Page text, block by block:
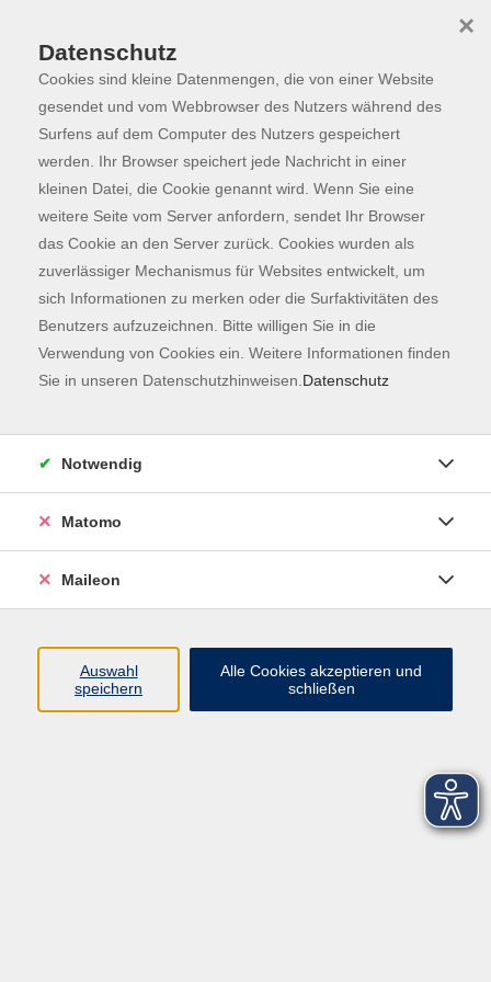
Skip to main content
Programm
Der Kurs konnte nicht gefunden werden.
Kontaktformular
Impressum
AGB
Datenschutzerklärung
Datenschutz
Cookies sind kleine Datenmengen, die von einer Website
gesendet und vom Webbrowser des Nutzers während des
Surfens auf dem Computer des Nutzers gespeichert
werden. Ihr Browser speichert jede Nachricht in einer
kleinen Datei, die Cookie genannt wird. Wenn Sie eine
weitere Seite vom Server anfordern, sendet Ihr Browser
das Cookie an den Server zurück. Cookies wurden als
zuverlässiger Mechanismus für Websites entwickelt, um
sich Informationen zu merken oder die Surfaktivitäten des
Benutzers aufzuzeichnen. Bitte willigen Sie in die
Verwendung von Cookies ein. Weitere Informationen finden
Sie in unseren Datenschutzhinweisen. Datenschutz
×
Notwendig
Matomo
Maileon
Auswahl
speichern
Alle Cookies akzeptieren und
schließen